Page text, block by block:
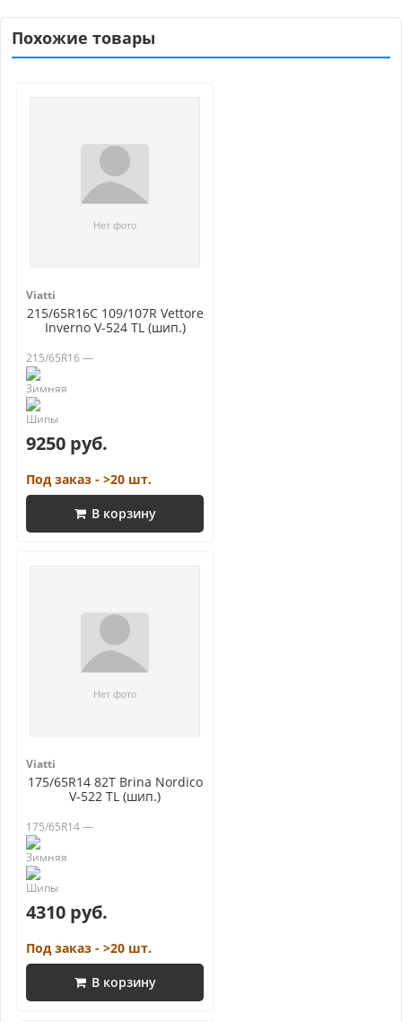
Похожие товары
Viatti
215/65R16C 109/107R Vettore
Inverno V-524 TL (шип.)
215/65R16 —
9250 руб.
Под заказ - >20 шт.
В корзину
Viatti
175/65R14 82T Brina Nordico
V-522 TL (шип.)
175/65R14 —
4310 руб.
Под заказ - >20 шт.
В корзину